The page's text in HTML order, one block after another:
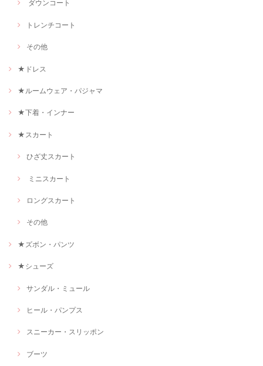
ダウンコート
トレンチコート
その他
★ドレス
★ルームウェア・パジャマ
★下着・インナー
★スカート
ひざ丈スカート
ミニスカート
ロングスカート
その他
★ズボン・パンツ
★シューズ
サンダル・ミュール
ヒール・パンプス
スニーカー・スリッポン
ブーツ